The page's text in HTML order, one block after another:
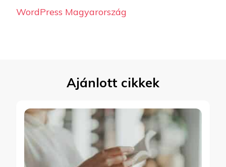
WordPress Magyarország
Ajánlott cikkek